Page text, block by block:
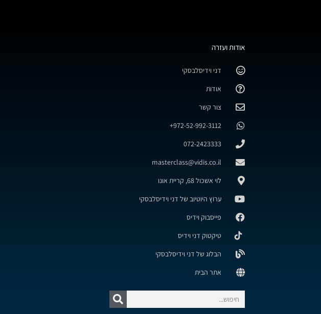
אודות ועזרה
דני וידיסלבסקי
אודות
צור קשר
972-52-992-3112+
072-2423333
masterclass@vidis.co.il
לוי אשכול 68, קריית אונו
ערוץ היוטיוב של דני וידיסלבסקי
פייסבוק וידיס
טיקטוק דני וידיס
הבלוג של דני וידיסלבסקי
אתר הבית